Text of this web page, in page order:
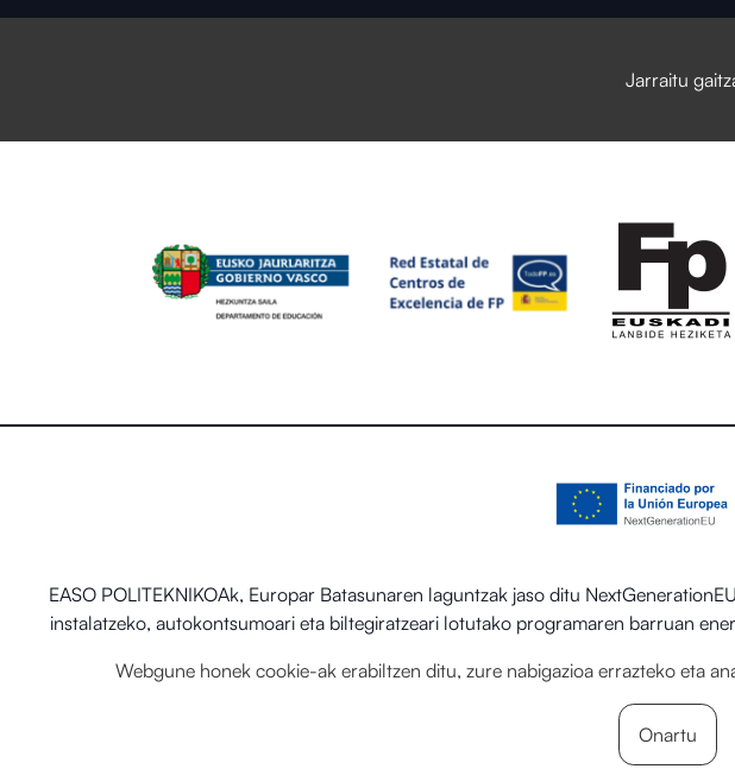
Jarraitu
EASO POLITEKNIKOAk, Europar Batasunaren laguntzak jaso ditu
instalatzeko, autokontsumoari eta biltegiratzeari lotutako programaren barruan
Webgune honek cookie-ak erabiltzen ditu, zure nabigazioa errazteko eta
Onartu